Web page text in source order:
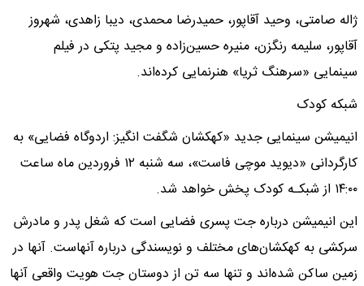
ژاله صامتی، وحید آقاپور، حمیدرضا محمدی، دیبا زاهدی، شهروز
آقاپور، سلیمه رنگزن، منیره حسین‌زاده و مجید پتکی در فیلم
سینمایی «سرهنگ ثریا» هنرنمایی کرده‌اند.
شبکه کودک
انیمیشن سینمایی جدید «کهکشان شگفت انگیز: اردوگاه فضایی» به
کارگردانی «دیوید موچی فاست»، سه شنبه ۱۲ فروردین ماه ساعت
۱۴:۰۰ از شبکـه کودک پخش خواهد شد.
این انیمیشن درباره جت پسری فضایی است که شغل پدر و مادرش
سرکشی به کهکشان‌های مختلف و نویسندگی درباره آنهاست. آنها در
زمین ساکن شده‌اند و تنها سه تن از دوستان جت هویت واقعی آنها